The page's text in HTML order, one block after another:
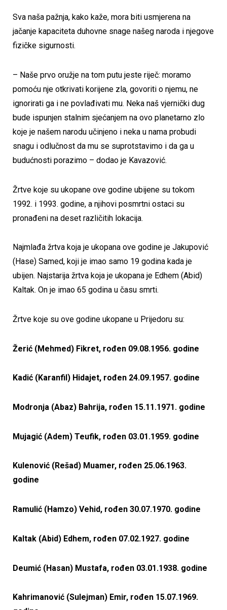
Sva naša pažnja, kako kaže, mora biti usmjerena na
jačanje kapaciteta duhovne snage našeg naroda i njegove
fizičke sigurnosti.
– Naše prvo oružje na tom putu jeste riječ: moramo
pomoću nje otkrivati korijene zla, govoriti o njemu, ne
ignorirati ga i ne povlađivati mu. Neka naš vjernički dug
bude ispunjen stalnim sjećanjem na ovo planetarno zlo
koje je našem narodu učinjeno i neka u nama probudi
snagu i odlučnost da mu se suprotstavimo i da ga u
budućnosti porazimo – dodao je Kavazović.
Žrtve koje su ukopane ove godine ubijene su tokom
1992. i 1993. godine, a njihovi posmrtni ostaci su
pronađeni na deset različitih lokacija.
Najmlađa žrtva koja je ukopana ove godine je Jakupović
(Hase) Samed, koji je imao samo 19 godina kada je
ubijen. Najstarija žrtva koja je ukopana je Edhem (Abid)
Kaltak. On je imao 65 godina u času smrti.
Žrtve koje su ove godine ukopane u Prijedoru su:
Žerić (Mehmed) Fikret, rođen 09.08.1956. godine
Kadić (Karanfil) Hidajet, rođen 24.09.1957. godine
Modronja (Abaz) Bahrija, rođen 15.11.1971. godine
Mujagić (Adem) Teufik, rođen 03.01.1959. godine
Kulenović (Rešad) Muamer, rođen 25.06.1963.
godine
Ramulić (Hamzo) Vehid, rođen 30.07.1970. godine
Kaltak (Abid) Edhem, rođen 07.02.1927. godine
Deumić (Hasan) Mustafa, rođen 03.01.1938. godine
Kahrimanović (Sulejman) Emir, rođen 15.07.1969.